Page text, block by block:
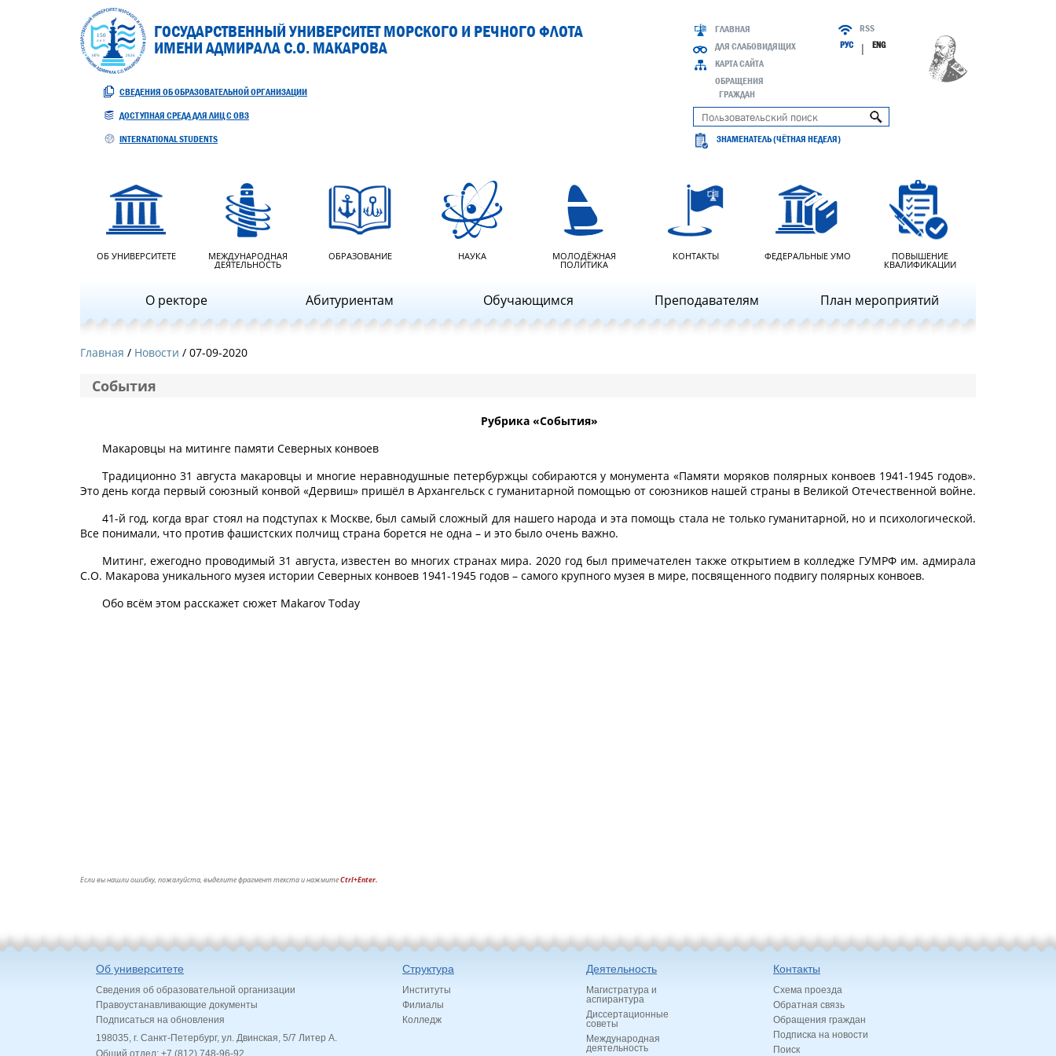
ГОСУДАРСТВЕННЫЙ УНИВЕРСИТЕТ МОРСКОГО И РЕЧНОГО ФЛОТА
ИМЕНИ АДМИРАЛА С.О. МАКАРОВА
СВЕДЕНИЯ ОБ ОБРАЗОВАТЕЛЬНОЙ ОРГАНИЗАЦИИ
ДОСТУПНАЯ СРЕДА ДЛЯ ЛИЦ С ОВЗ
INTERNATIONAL STUDENTS
ГЛАВНАЯ
ДЛЯ СЛАБОВИДЯЩИХ
КАРТА САЙТА
ОБРАЩЕНИЯ
ГРАЖДАН
RSS
РУС | ENG
ЗНАМЕНАТЕЛЬ (ЧЁТНАЯ НЕДЕЛЯ)
ОБ УНИВЕРСИТЕТЕ МЕЖДУНАРОДНАЯ
ДЕЯТЕЛЬНОСТЬ
ОБРАЗОВАНИЕ НАУКА МОЛОДЁЖНАЯ
ПОЛИТИКА
КОНТАКТЫ ФЕДЕРАЛЬНЫЕ УМО ПОВЫШЕНИЕ
КВАЛИФИКАЦИИ
О ректоре Абитуриентам Обучающимся Преподавателям План мероприятий
Главная Новости / 07-09-2020
События
Рубрика «События»
Макаровцы на митинге памяти Северных конвоев
Традиционно 31 августа макаровцы и многие неравнодушные петербуржцы собираются у монумента «Памяти моряков полярных конвоев 1941-1945 годов».
Это день когда первый союзный конвой «Дервиш» пришёл в Архангельск с гуманитарной помощью от союзников нашей страны в Великой Отечественной войне.
41-й год, когда враг стоял на подступах к Москве, был самый сложный для нашего народа и эта помощь стала не только гуманитарной, но и психологической.
Все понимали, что против фашистских полчищ страна борется не одна – и это было очень важно.
Митинг, ежегодно проводимый 31 августа, известен во многих странах мира. 2020 год был примечателен также открытием в колледже ГУМРФ им. адмирала
С.О. Макарова уникального музея истории Северных конвоев 1941-1945 годов – самого крупного музея в мире, посвященного подвигу полярных конвоев.
Обо всём этом расскажет сюжет Makarov Today
Если вы нашли ошибку, пожалуйста, выделите фрагмент текста и нажмитеCtrl+Enter.
Об университете
Сведения об образовательной организации
Правоустанавливающие документы
Подписаться на обновления
198035, г. Санкт-Петербург, ул. Двинская, 5/7 Литер А.
Общий отдел: +7 (812) 748-96-92
Структура
Институты
Филиалы
Колледж
Деятельность
Магистратура и
аспирантура
Диссертационные
советы
Международная
деятельность
Контакты
Схема проезда
Обратная связь
Обращения граждан
Подписка на новости
Поиск